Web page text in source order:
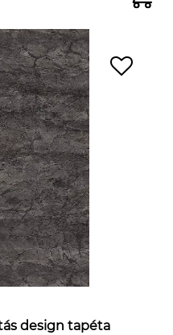
design tapéta